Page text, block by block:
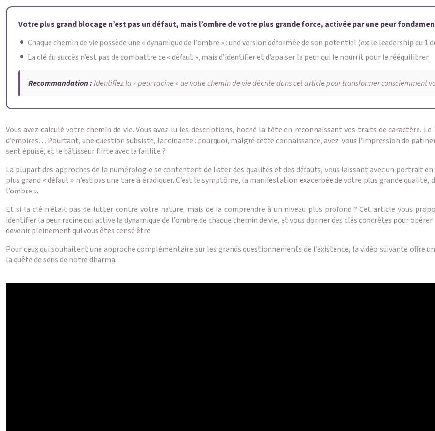
Votre plus grand blocage n’est pas un défaut, mais l’ombre de votre plus grande force, activée par une peur
Chaque chemin de vie possède une « dynamique de l’ombre » : une version déformée de son potentiel (ex: le leadership du
La clé du succès n’est pas de combattre ce « défaut », mais d’identifier et d’apaiser la peur qui le nourrit pour le rééquilibrer.
Recommandation :Identifiez la « peur racine » de votre chemin de vie décrite dans cet article pour transformer consciemment
Vous avez calculé votre chemin de vie. Vous avez lu les descriptions, hoché la tête en reconnaissant vos traits de caractère.
d’empires… Pourtant, une question subsiste, lancinante : pourquoi, malgré cette connaissance, avez-vous l’impression de
sent épuisé, et le bâtisseur flirte avec la faillite ?
La plupart des approches de la numérologie se contentent de lister des qualités et des défauts, vous laissant avec un portrait
plus grand « défaut » n’est pas une tare à éradiquer. C’est le symptôme, la manifestation exacerbée de votre plus grande
l’ombre ».
Et si la clé n’était pas de lutter contre votre nature, mais de la comprendre à un niveau plus profond ? Cet article vous
identifier la peur racine qui active la dynamique de l’ombre de chaque chemin de vie, et vous donner des clés concrètes pour
devenir pleinement qui vous êtes censé être.
Pour ceux qui souhaitent une approche complémentaire sur les grands questionnements de l’existence, la vidéo suivante offre
la quête de sens de notre dharma.